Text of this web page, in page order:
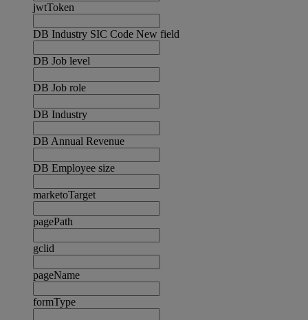
jwtToken
DB Industry SIC Code New field
DB Job level
DB Job role
DB Industry
DB Annual Revenue
DB Employee size
marketoTarget
pagePath
gclid
pageName
formType